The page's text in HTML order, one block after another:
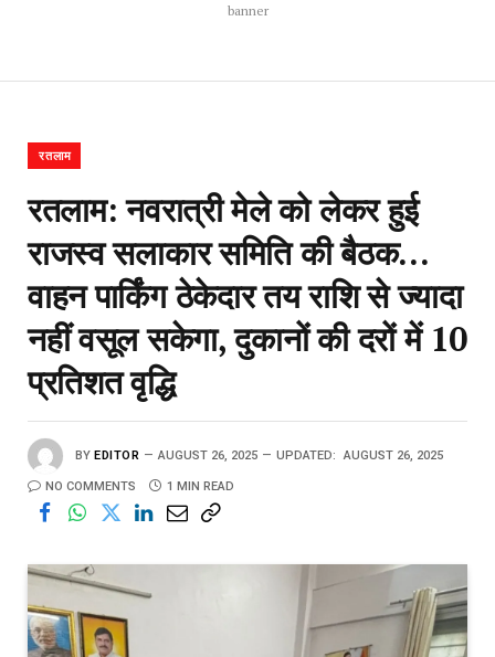
banner
रतलाम
रतलाम: नवरात्री मेले को लेकर हुई
राजस्व सलाकार समिति की बैठक…
वाहन पार्किंग ठेकेदार तय राशि से ज्यादा
नहीं वसूल‌ सकेगा, दुकानों की दरों में 10
प्रतिशत वृद्धि
BY EDITOR AUGUST 26, 2025 UPDATED: AUGUST 26, 2025
NO COMMENTS 1 MIN READ